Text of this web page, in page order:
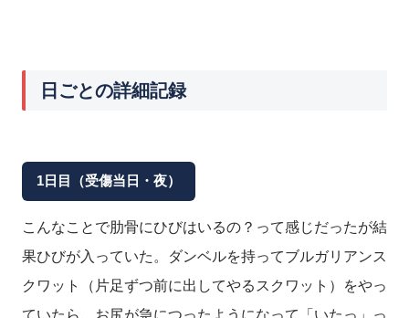
日ごとの詳細記録
1日目（受傷当日・夜）
こんなことで肋骨にひびはいるの？って感じだったが結
果ひびが入っていた。ダンベルを持ってブルガリアンス
クワット（片足ずつ前に出してやるスクワット）をやっ
ていたら、お尻が急につったようになって「いたっ」っ